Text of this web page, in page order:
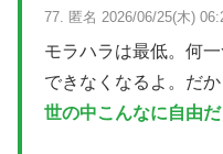
77. 匿名 2026/06/25(木)
モラハラは最低。何
できなくなるよ。だか
世の中こんなに自由